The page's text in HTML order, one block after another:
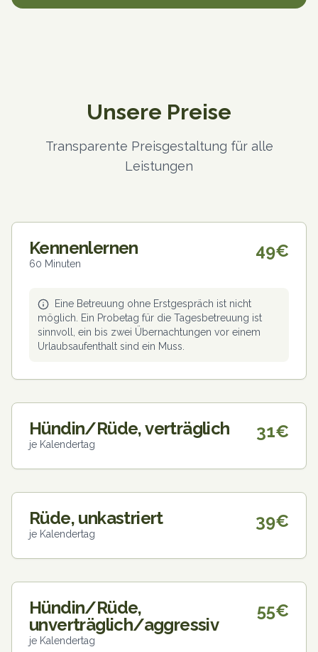
Unsere Preise
Transparente Preisgestaltung für alle
Leistungen
Kennenlernen
60 Minuten
49€
Eine Betreuung ohne Erstgespräch ist nicht
möglich. Ein Probetag für die Tagesbetreuung ist
sinnvoll, ein bis zwei Übernachtungen vor einem
Urlaubsaufenthalt sind ein Muss.
Hündin/Rüde, verträglich
je Kalendertag
31€
Rüde, unkastriert
je Kalendertag
39€
Hündin/Rüde,
unverträglich/aggressiv
je Kalendertag
55€